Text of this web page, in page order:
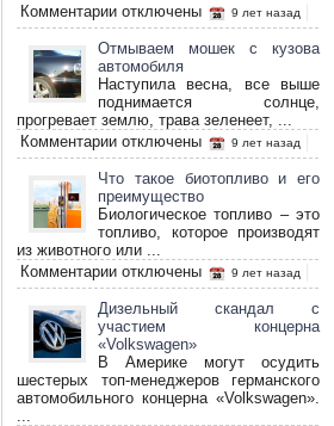
Комментариик
записи
Способы
тонировки
автомобильных
стекол
отключены 9 лет назад
Отмываем мошек с кузова
автомобиля
Наступила весна, все выше
поднимается солнце,
прогревает землю, трава зеленеет, ...
Комментариик
записи
Отмываем
мошек
с
кузова
автомобиля
отключены 9 лет назад
Что такое биотопливо и его
преимущество
Биологическое топливо – это
топливо, которое производят
из животного или ...
Комментариик
записи
Что
такое
биотопливо
его
преимущество
отключены 9 лет назад
Дизельный скандал с
участием концерна
«Volkswagen»
В Америке могут осудить
шестерых топ-менеджеров германского
автомобильного концерна «Volkswagen».
...